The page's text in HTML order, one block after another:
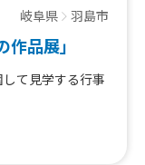
岐阜県 羽島市
品展」
て見学する行事